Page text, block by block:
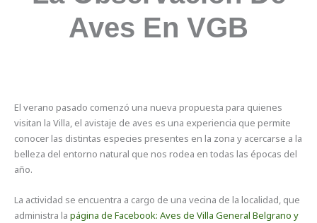
Aves En VGB
El verano pasado comenzó una nueva propuesta para quienes
visitan la Villa, el avistaje de aves es una experiencia que permite
conocer las distintas especies presentes en la zona y acercarse a la
belleza del entorno natural que nos rodea en todas las épocas del
año.
La actividad se encuentra a cargo de una vecina de la localidad, que
administra lapágina de Facebook: Aves de Villa General Belgrano y